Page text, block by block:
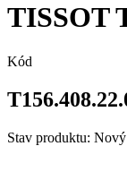
TISSOT
Kód
Stav produktu: